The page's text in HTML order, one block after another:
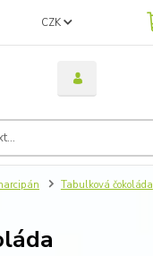
CZK
Tabulková čokoláda